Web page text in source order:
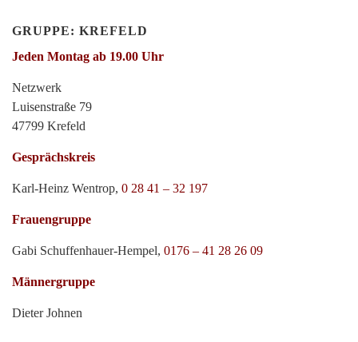
GRUPPE: KREFELD
Jeden Montag ab 19.00 Uhr
Netzwerk
Luisenstraße 79
47799 Krefeld
Gesprächskreis
Karl-Heinz Wentrop, 0 28 41 – 32 197
Frauengruppe
Gabi Schuffenhauer-Hempel, 0176 – 41 28 26 09
Männergruppe
Dieter Johnen